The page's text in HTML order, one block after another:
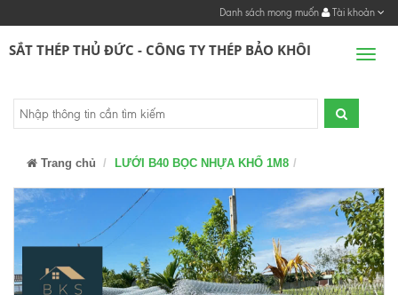
Danh sách mong muốn Tài khoản
SẮT THÉP THỦ ĐỨC - CÔNG TY THÉP BẢO KHÔI
Trang chủ LƯỚI B40 BỌC NHỰA KHỔ 1M8